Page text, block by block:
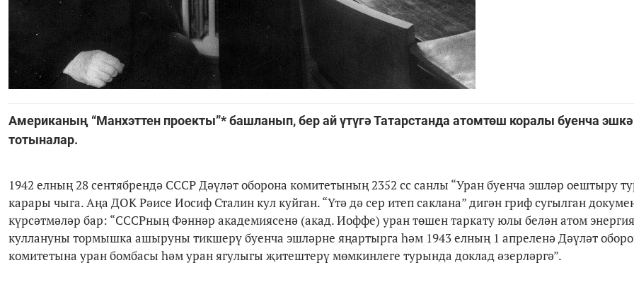
Американың “Манхэттен проекты”* башланып, бер ай үтүгә Татарстанда атомтөш коралы буенча эшкә
тотыналар.
1942 елның 28 сентябрендә СССР Дәүләт оборона комитетының 2352 сс санлы “Уран буенча эшләр оештыру
карары чыга. Аңа ДОК Рәисе Иосиф Сталин кул куйган. “Үтә дә сер итеп саклана” дигән гриф сугылган
күрсәтмәләр бар: “СССРның Фәннәр академиясенә (акад. Иоффе) уран төшен таркату юлы белән атом
куллануны тормышка ашыруны тикшерү буенча эшләрне яңартырга һәм 1943 елның 1 апреленә Дәүләт
комитетына уран бомбасы һәм уран ягулыгы җитештерү мөмкинлеге турында доклад әзерләргә”.